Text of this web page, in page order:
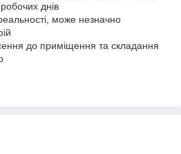
днів
може незначно
до приміщення та складання